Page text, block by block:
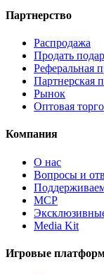
Партнерство
Распродажа
Продать
Реферальная
Партнерская
Рынок
Оптовая
Компания
О нас
Вопросы и
MCP
Media Kit
Игровые